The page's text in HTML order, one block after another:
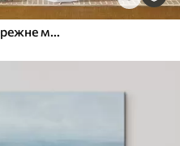
Картина, що зображує прибережне містечко